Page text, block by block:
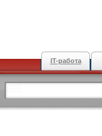
IT-работа